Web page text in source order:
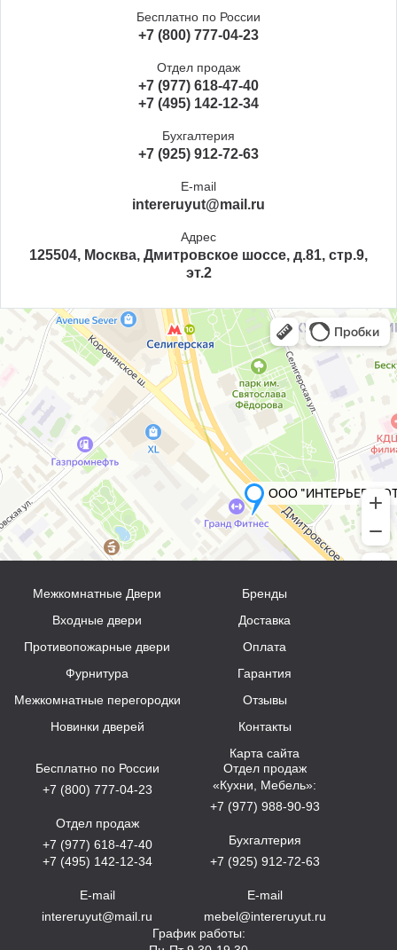
Бесплатно по России
+7 (800) 777-04-23
Отдел продаж
+7 (977) 618-47-40
+7 (495) 142-12-34
Бухгалтерия
+7 (925) 912-72-63
E-mail
intereruyut@mail.ru
Адрес
125504, Москва, Дмитровское шоссе, д.81, стр.9,
эт.2
Межкомнатные Двери
Входные двери
Противопожарные двери
Фурнитура
Межкомнатные перегородки
Новинки дверей
Бренды
Доставка
Оплата
Гарантия
Отзывы
Контакты
Карта сайта
Бесплатно по России
+7 (800) 777-04-23
Отдел продаж
+7 (977) 618-47-40
+7 (495) 142-12-34
E-mail
intereruyut@mail.ru
Отдел продаж
«Кухни, Мебель»:
+7 (977) 988-90-93
Бухгалтерия
+7 (925) 912-72-63
E-mail
mebel@intereruyut.ru
График работы: